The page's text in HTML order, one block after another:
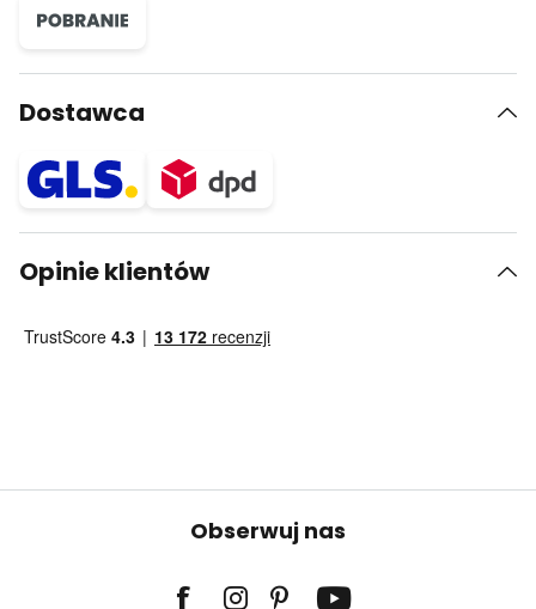
Dostawca
Opinie klientów
Obserwuj nas